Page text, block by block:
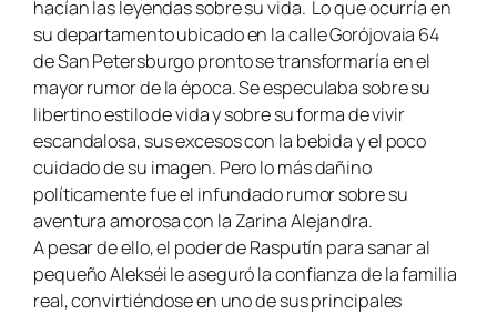
hacían las leyendas sobre su vida. Lo que ocurría en
su departamento ubicado en la calle Gorójovaia 64
de San Petersburgo pronto se transformaría en el
mayor rumor de la época. Se especulaba sobre su
libertino estilo de vida y sobre su forma de vivir
escandalosa, sus excesos con la bebida y el poco
cuidado de su imagen. Pero lo más dañino
políticamente fue el infundado rumor sobre su
aventura amorosa con la Zarina Alejandra.
A pesar de ello, el poder de Rasputín para sanar al
pequeño Alekséi le aseguró la confianza de la familia
real, convirtiéndose en uno de sus principales